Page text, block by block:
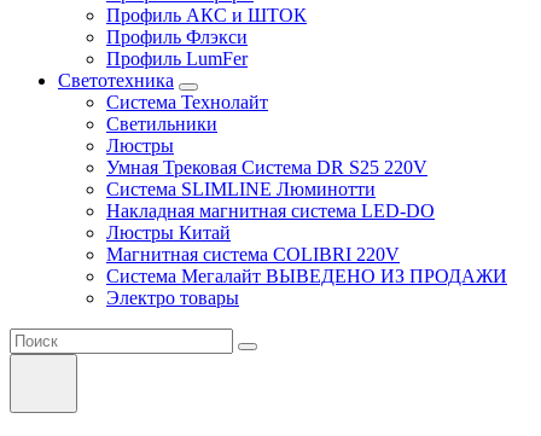
Профиль АКС и ШТОК
Профиль Флэкси
Профиль LumFer
Светотехника
Система Технолайт
Светильники
Люстры
Умная Трековая Система DR S25 220V
Система SLIMLINE Люминотти
Накладная магнитная система LED-DO
Люстры Китай
Магнитная система COLIBRI 220V
Система Мегалайт ВЫВЕДЕНО ИЗ ПРОДАЖИ
Электро товары